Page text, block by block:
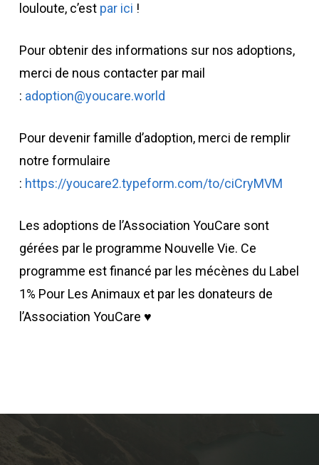
louloute, c’est par ici !
Pour obtenir des informations sur nos adoptions,
merci de nous contacter par mail
: adoption@youcare.world
Pour devenir famille d’adoption, merci de remplir
notre formulaire
: https://youcare2.typeform.com/to/ciCryMVM
Les adoptions de l’Association YouCare sont
gérées par le programme Nouvelle Vie. Ce
programme est financé par les mécènes du Label
1% Pour Les Animaux et par les donateurs de
l’Association YouCare ♥